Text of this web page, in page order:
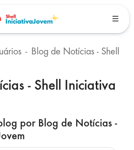
- Shell Iniciativa
por Blog de Notícias -